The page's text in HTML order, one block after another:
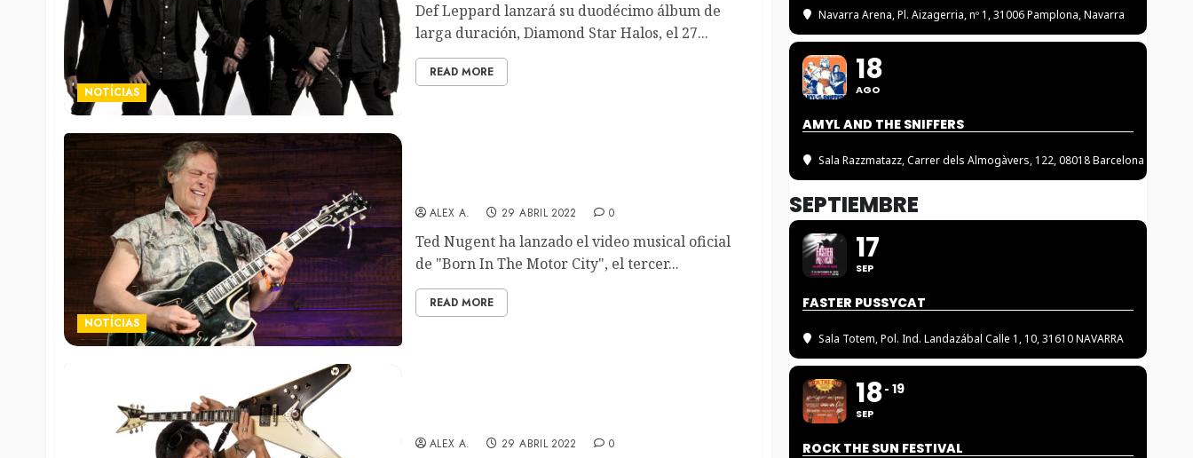
NOTÍCIAS
Def Leppard lanzará su duodécimo álbum de
larga duración, Diamond Star Halos, el 27...
READ MORE
NOTÍCIAS
ALEX A. 29 ABRIL 2022 0
Ted Nugent ha lanzado el video musical oficial
de "Born In The Motor City", el tercer...
READ MORE
ALEX A. 29 ABRIL 2022 0
Navarra Arena, Pl. Aizagerria, nº 1, 31006 Pamplona, Navarra
18
AGO
AMYL AND THE SNIFFERS
Sala Razzmatazz, Carrer dels Almogàvers, 122, 08018 Barcelona
SEPTIEMBRE
17
SEP
FASTER PUSSYCAT
Sala Totem, Pol. Ind. Landazábal Calle 1, 10, 31610 NAVARRA
18
SEP
19
ROCK THE SUN FESTIVAL